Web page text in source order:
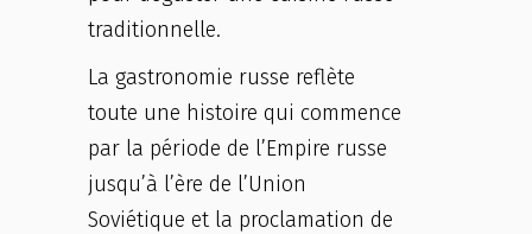
traditionnelle.
La gastronomie russe reflète
toute une histoire qui commence
par la période de l’Empire russe
jusqu’à l’ère de l’Union
Soviétique et la proclamation de